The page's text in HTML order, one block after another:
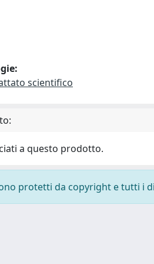
scientifico
a questo prodotto.
protetti da copyright e tutti i